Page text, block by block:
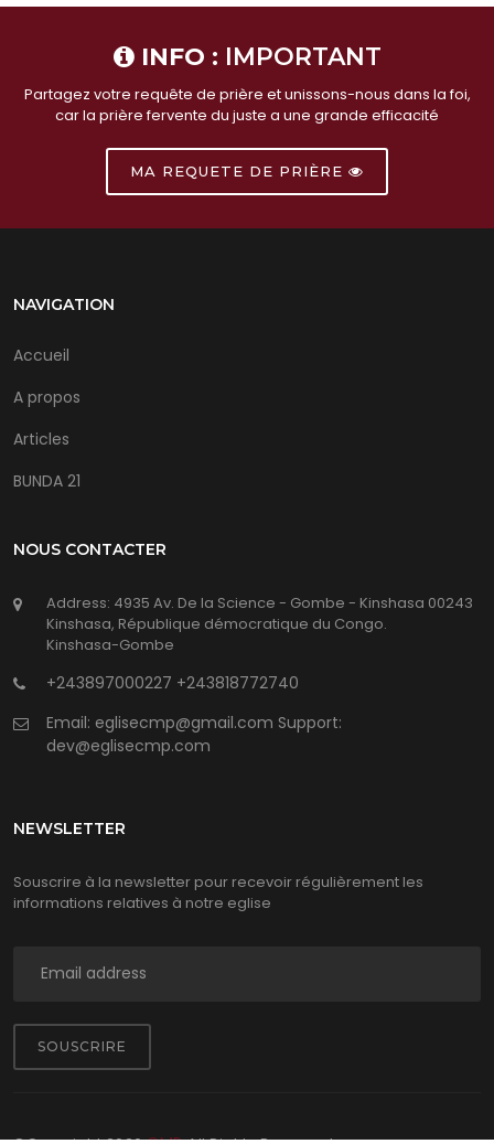
INFO : IMPORTANT
Partagez votre requête de prière et unissons-nous dans la foi,
car la prière fervente du juste a une grande efficacité
MA REQUETE DE PRIÈRE
NAVIGATION
Accueil
A propos
Articles
BUNDA 21
NOUS CONTACTER
Address: 4935 Av. De la Science - Gombe - Kinshasa 00243
Kinshasa, République démocratique du Congo.
Kinshasa-Gombe
+243897000227 +243818772740
Email: eglisecmp@gmail.com Support:
dev@eglisecmp.com
NEWSLETTER
Souscrire à la newsletter pour recevoir régulièrement les
informations relatives à notre eglise
SOUSCRIRE